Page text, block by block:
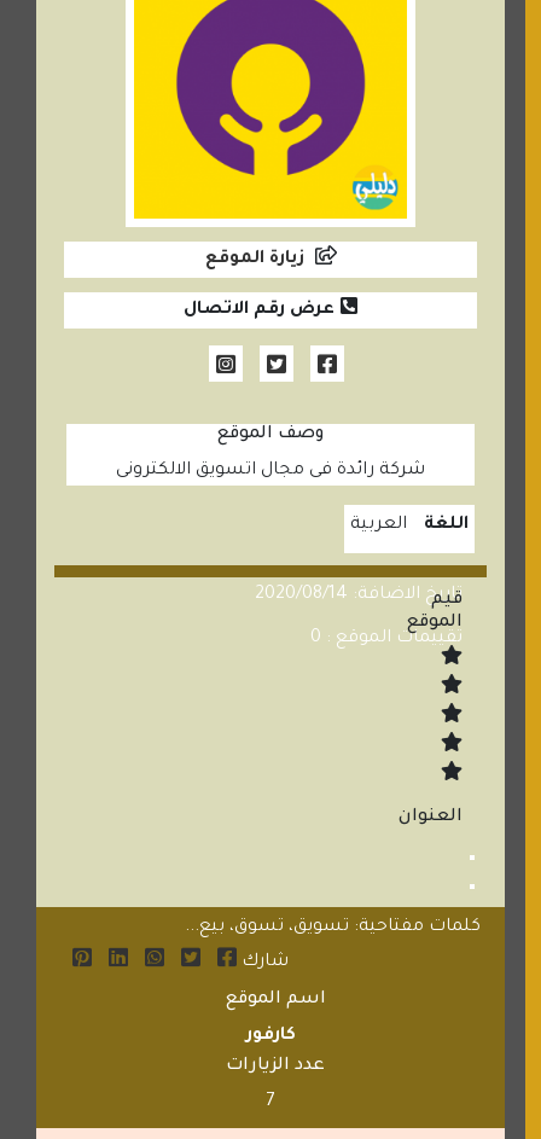
زيارة الموقع
عرض رقم الاتصال
وصف الموقع
شركة رائدة فى مجال اتسويق الالكترونى
اللغة العربية
تاريخ الاضافة: 2020/08/14
تقييمات الموقع : 0
قيم
الموقع
العنوان
كلمات مفتاحية: تسويق، تسوق، بيع...
شارك
اسم الموقع
كارفور
عدد الزيارات
7